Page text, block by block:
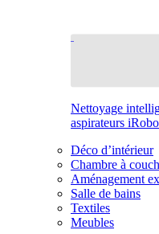
Nettoyage
aspirateurs
Déco d’intérieur
Chambre à
Aménagement
Salle de bains
Textiles
Meubles